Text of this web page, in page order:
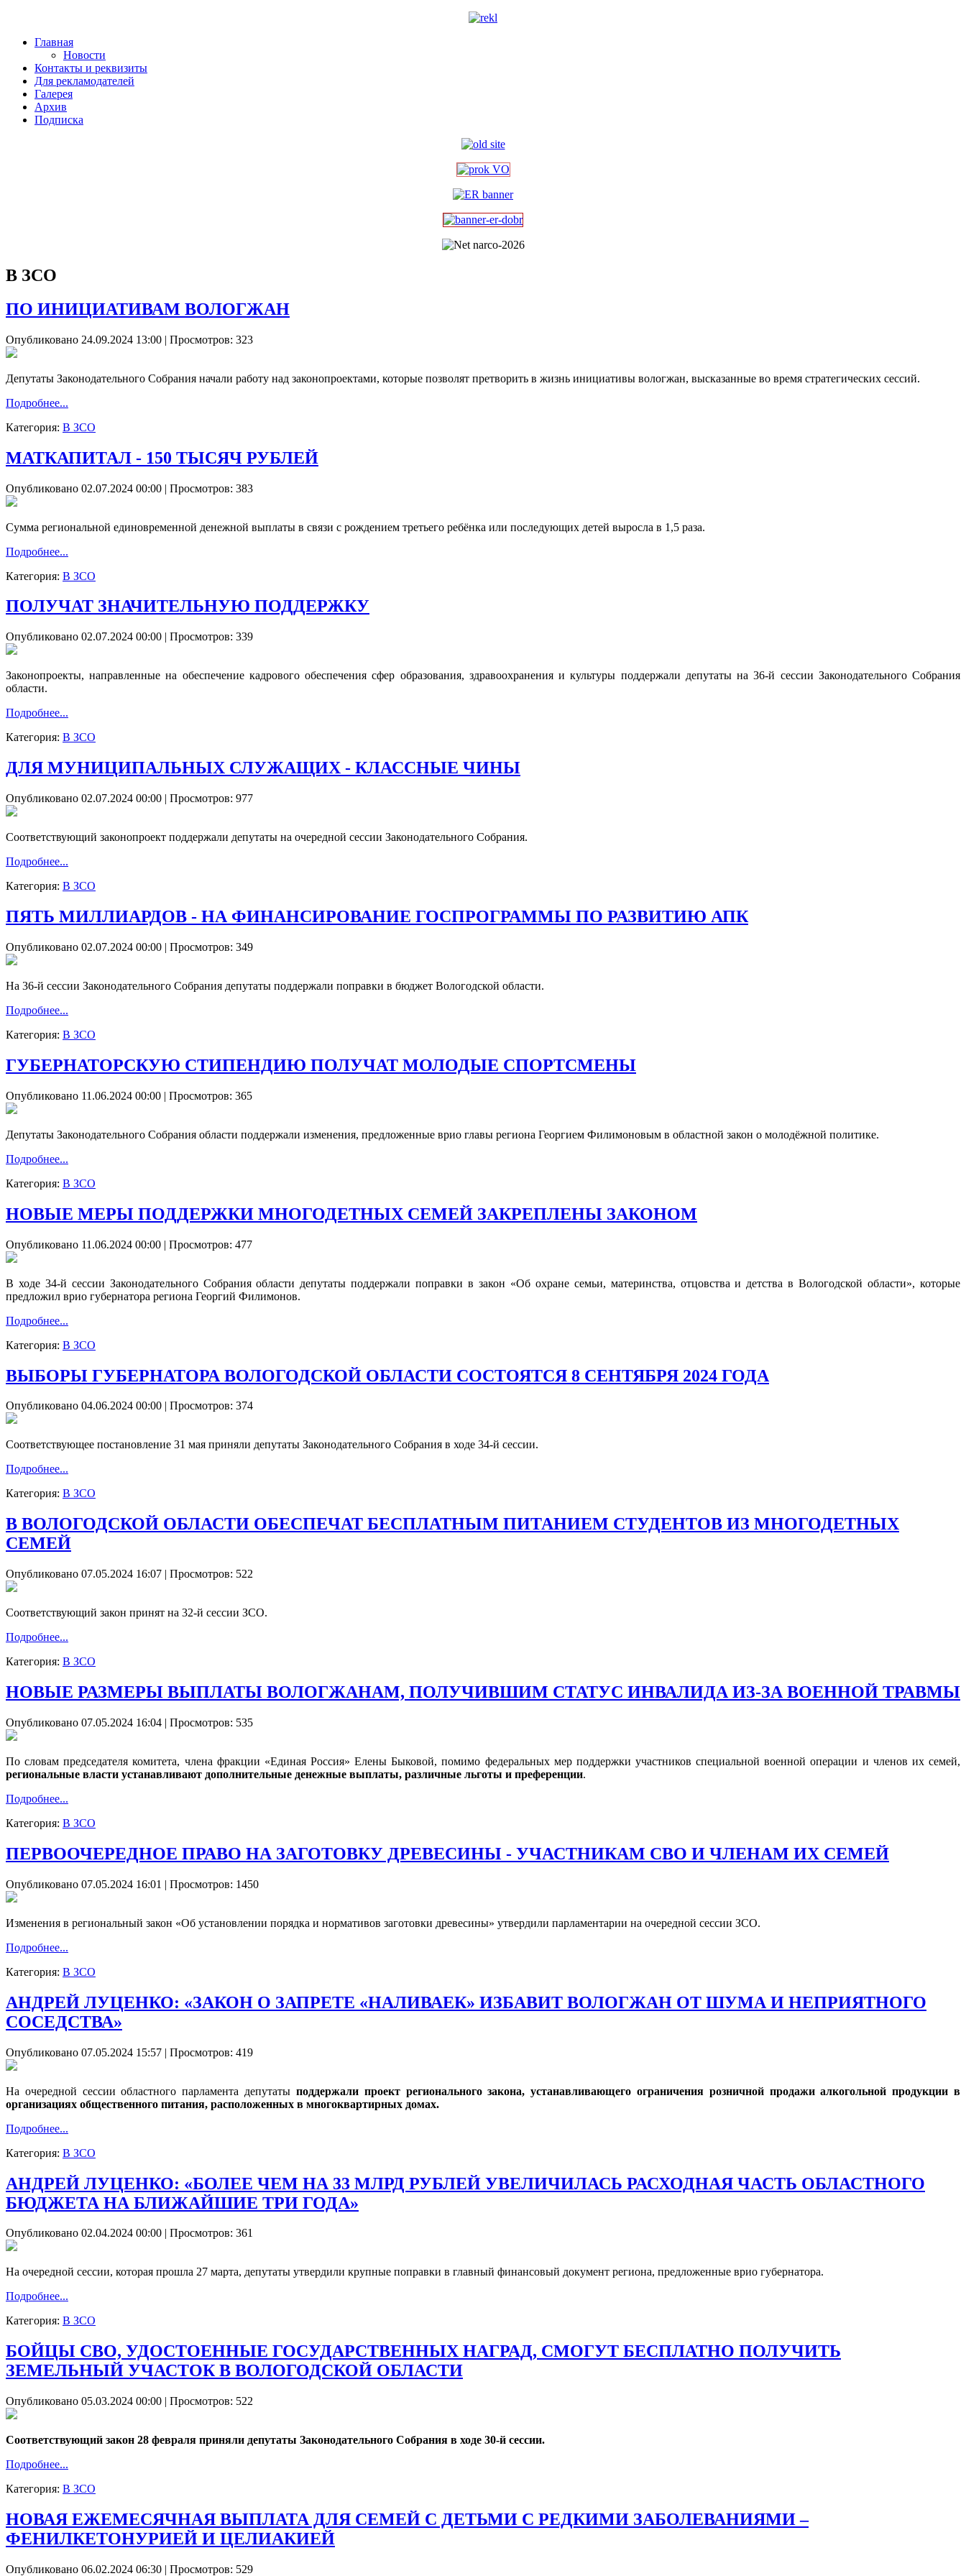
Главная
Новости
Контакты и реквизиты
Для рекламодателей
Галерея
Архив
Подписка
В ЗСО
ПО ИНИЦИАТИВАМ ВОЛОГЖАН
Опубликовано 24.09.2024 13:00 | Просмотров: 323
Депутаты Законодательного Собрания начали работу над законопроектами, которые позволят претворить в жизнь инициативы вологжан, высказанные во время стратегических сессий.
Подробнее...
Категория: В ЗСО
МАТКАПИТАЛ - 150 ТЫСЯЧ РУБЛЕЙ
Опубликовано 02.07.2024 00:00 | Просмотров: 383
Сумма региональной единовременной денежной выплаты в связи с рождением третьего ребёнка или последующих детей выросла в 1,5 раза.
Подробнее...
Категория: В ЗСО
ПОЛУЧАТ ЗНАЧИТЕЛЬНУЮ ПОДДЕРЖКУ
Опубликовано 02.07.2024 00:00 | Просмотров: 339
Законопроекты, направленные на обеспечение кадрового обеспечения сфер образования, здравоохранения и культуры поддержали депутаты на 36-й сессии Законодательного Собрания
области.
Подробнее...
Категория: В ЗСО
ДЛЯ МУНИЦИПАЛЬНЫХ СЛУЖАЩИХ - КЛАССНЫЕ ЧИНЫ
Опубликовано 02.07.2024 00:00 | Просмотров: 977
Соответствующий законопроект поддержали депутаты на очередной сессии Законодательного Собрания.
Подробнее...
Категория: В ЗСО
ПЯТЬ МИЛЛИАРДОВ - НА ФИНАНСИРОВАНИЕ ГОСПРОГРАММЫ ПО РАЗВИТИЮ АПК
Опубликовано 02.07.2024 00:00 | Просмотров: 349
На 36-й сессии Законодательного Собрания депутаты поддержали поправки в бюджет Вологодской области.
Подробнее...
Категория: В ЗСО
ГУБЕРНАТОРСКУЮ СТИПЕНДИЮ ПОЛУЧАТ МОЛОДЫЕ СПОРТСМЕНЫ
Опубликовано 11.06.2024 00:00 | Просмотров: 365
Депутаты Законодательного Собрания области поддержали изменения, предложенные врио главы региона Георгием Филимоновым в областной закон о молодёжной политике.
Подробнее...
Категория: В ЗСО
НОВЫЕ МЕРЫ ПОДДЕРЖКИ МНОГОДЕТНЫХ СЕМЕЙ ЗАКРЕПЛЕНЫ ЗАКОНОМ
Опубликовано 11.06.2024 00:00 | Просмотров: 477
В ходе 34-й сессии Законодательного Собрания области депутаты поддержали поправки в закон «Об охране семьи, материнства, отцовства и детства в Вологодской области», которые
предложил врио губернатора региона Георгий Филимонов.
Подробнее...
Категория: В ЗСО
ВЫБОРЫ ГУБЕРНАТОРА ВОЛОГОДСКОЙ ОБЛАСТИ СОСТОЯТСЯ 8 СЕНТЯБРЯ 2024 ГОДА
Опубликовано 04.06.2024 00:00 | Просмотров: 374
Соответствующее постановление 31 мая приняли депутаты Законодательного Собрания в ходе 34-й сессии.
Подробнее...
Категория: В ЗСО
В ВОЛОГОДСКОЙ ОБЛАСТИ ОБЕСПЕЧАТ БЕСПЛАТНЫМ ПИТАНИЕМ СТУДЕНТОВ ИЗ МНОГОДЕТНЫХ
СЕМЕЙ
Опубликовано 07.05.2024 16:07 | Просмотров: 522
Соответствующий закон принят на 32-й сессии ЗСО.
Подробнее...
Категория: В ЗСО
НОВЫЕ РАЗМЕРЫ ВЫПЛАТЫ ВОЛОГЖАНАМ, ПОЛУЧИВШИМ СТАТУС ИНВАЛИДА ИЗ-ЗА ВОЕННОЙ ТРАВМЫ
Опубликовано 07.05.2024 16:04 | Просмотров: 535
По словам председателя комитета, члена фракции «Единая Россия» Елены Быковой, помимо федеральных мер поддержки участников специальной военной операции и членов их семей,
региональные власти устанавливают дополнительные денежные выплаты, различные льготы и преференции.
Подробнее...
Категория: В ЗСО
ПЕРВООЧЕРЕДНОЕ ПРАВО НА ЗАГОТОВКУ ДРЕВЕСИНЫ - УЧАСТНИКАМ СВО И ЧЛЕНАМ ИХ СЕМЕЙ
Опубликовано 07.05.2024 16:01 | Просмотров: 1450
Изменения в региональный закон «Об установлении порядка и нормативов заготовки древесины» утвердили парламентарии на очередной сессии ЗСО.
Подробнее...
Категория: В ЗСО
АНДРЕЙ ЛУЦЕНКО: «ЗАКОН О ЗАПРЕТЕ «НАЛИВАЕК» ИЗБАВИТ ВОЛОГЖАН ОТ ШУМА И НЕПРИЯТНОГО
СОСЕДСТВА»
Опубликовано 07.05.2024 15:57 | Просмотров: 419
На очередной сессии областного парламента депутаты поддержали проект регионального закона, устанавливающего ограничения розничной продажи алкогольной продукции в
организациях общественного питания, расположенных в многоквартирных домах.
Подробнее...
Категория: В ЗСО
АНДРЕЙ ЛУЦЕНКО: «БОЛЕЕ ЧЕМ НА 33 МЛРД РУБЛЕЙ УВЕЛИЧИЛАСЬ РАСХОДНАЯ ЧАСТЬ ОБЛАСТНОГО
БЮДЖЕТА НА БЛИЖАЙШИЕ ТРИ ГОДА»
Опубликовано 02.04.2024 00:00 | Просмотров: 361
На очередной сессии, которая прошла 27 марта, депутаты утвердили крупные поправки в главный финансовый документ региона, предложенные врио губернатора.
Подробнее...
Категория: В ЗСО
БОЙЦЫ СВО, УДОСТОЕННЫЕ ГОСУДАРСТВЕННЫХ НАГРАД, СМОГУТ БЕСПЛАТНО ПОЛУЧИТЬ
ЗЕМЕЛЬНЫЙ УЧАСТОК В ВОЛОГОДСКОЙ ОБЛАСТИ
Опубликовано 05.03.2024 00:00 | Просмотров: 522
Соответствующий закон 28 февраля приняли депутаты Законодательного Собрания в ходе 30-й сессии.
Подробнее...
Категория: В ЗСО
НОВАЯ ЕЖЕМЕСЯЧНАЯ ВЫПЛАТА ДЛЯ СЕМЕЙ С ДЕТЬМИ С РЕДКИМИ ЗАБОЛЕВАНИЯМИ –
ФЕНИЛКЕТОНУРИЕЙ И ЦЕЛИАКИЕЙ
Опубликовано 06.02.2024 06:30 | Просмотров: 529